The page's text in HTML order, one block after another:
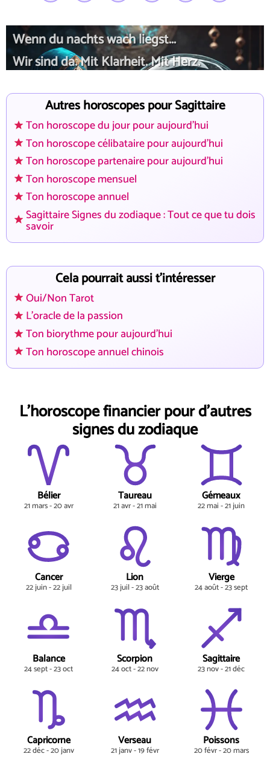
Wenn du nachts wach liegst...
Wir sind da. Mit Klarheit. Mit Herz.
Autres horoscopes pour Sagittaire
Ton horoscope du jour pour aujourd'hui
Ton horoscope célibataire pour aujourd'hui
Ton horoscope partenaire pour aujourd'hui
Ton horoscope mensuel
Ton horoscope annuel
Sagittaire Signes du zodiaque : Tout ce que tu dois
savoir
Cela pourrait aussi t'intéresser
Oui/Non Tarot
L'oracle de la passion
Ton biorythme pour aujourd'hui
Ton horoscope annuel chinois
L'horoscope financier pour d'autres
signes du zodiaque
Bélier
21 mars - 20 avr
Taureau
21 avr - 21 mai
Gémeaux
22 mai - 21 juin
Cancer
22 juin - 22 juil
Lion
23 juil - 23 août
Vierge
24 août - 23 sept
Balance
24 sept - 23 oct
Scorpion
24 oct - 22 nov
Sagittaire
23 nov - 21 déc
Capricorne
22 déc - 20 janv
Verseau
21 janv - 19 févr
Poissons
20 févr - 20 mars